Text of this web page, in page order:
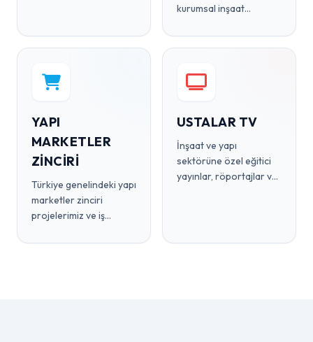
inceleyin.
kurumsal inşaat
hizmetleriyle gücünüze
YAPI
MARKETLER
ZİNCİRİ
Türkiye genelindeki yapı
marketler zinciri
projelerimiz ve iş
bilgi edinin.
USTALAR TV
İnşaat ve yapı
sektörüne özel eğitici
yayınlar, röportajlar ve